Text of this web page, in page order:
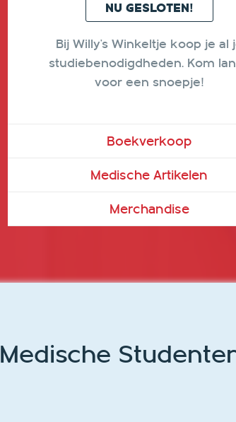
Medische
NU GESLOTEN!
Bij Willy's Winkeltje koop je al
studiebenodigdheden. Kom
voor een snoepje!
Boekverkoop
Medische Artikelen
Merchandise